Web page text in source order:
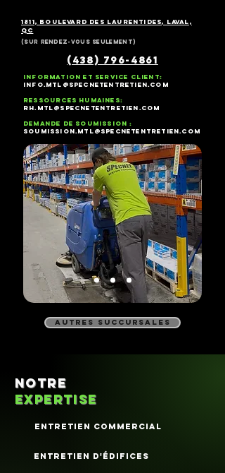
1811, boulevard des Laurentides, Laval,
QC
(sur rendez-vous seulement)
(438) 796-4861
Information et service client:
info.mtl@specnetentretien.com
Ressources Humaines:
RH.mtl@specnetentretien.com
Demande de soumission :
soumission.mtl@specnetentretien.com
autres succursales
notre
expertise
Entretien commercial
entretien d'édifices